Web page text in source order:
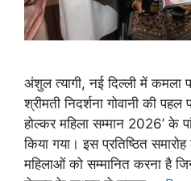
अंशुल त्यागी, नई दिल्ली में
श्रीमती निदर्शना गोवानी की पहल
होल्कर महिला सम्मान 2026’
किया गया। इस प्रतिष्ठित
महिलाओं को सम्मानित करना है